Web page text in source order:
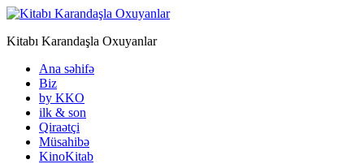
Kitabı Karandaşla Oxuyanlar
Ana səhifə
Biz
by KKO
ilk & son
Qiraətçi
Müsahibə
KinoKitab